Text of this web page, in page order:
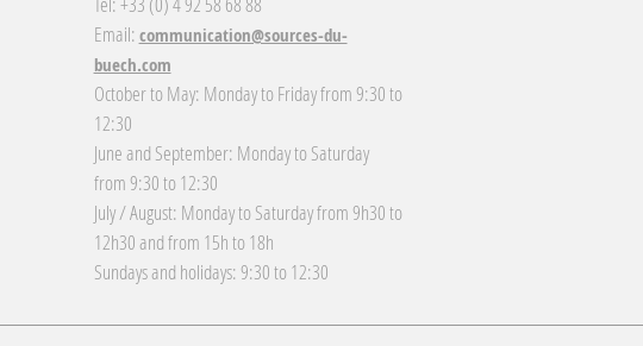
Email:communication@sources-du-
buech.com
October to May: Monday to Friday from 9:30 to
12:30
June and September: Monday to Saturday
from 9:30 to 12:30
July / August: Monday to Saturday from 9h30 to
12h30 and from 15h to 18h
Sundays and holidays: 9:30 to 12:30